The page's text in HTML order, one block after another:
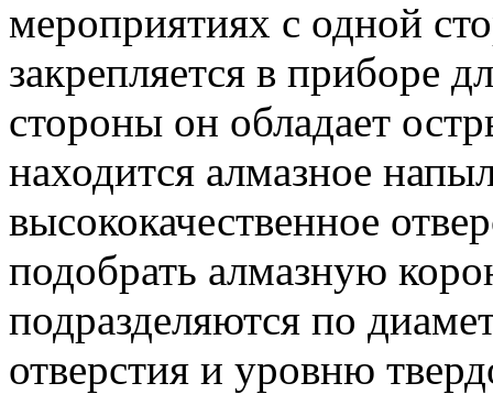
мероприятиях с одной
закрепляется в приборе
стороны он обладает
находится алмазное
высококачественное
подобрать алмазную
подразделяются по
отверстия и уровню